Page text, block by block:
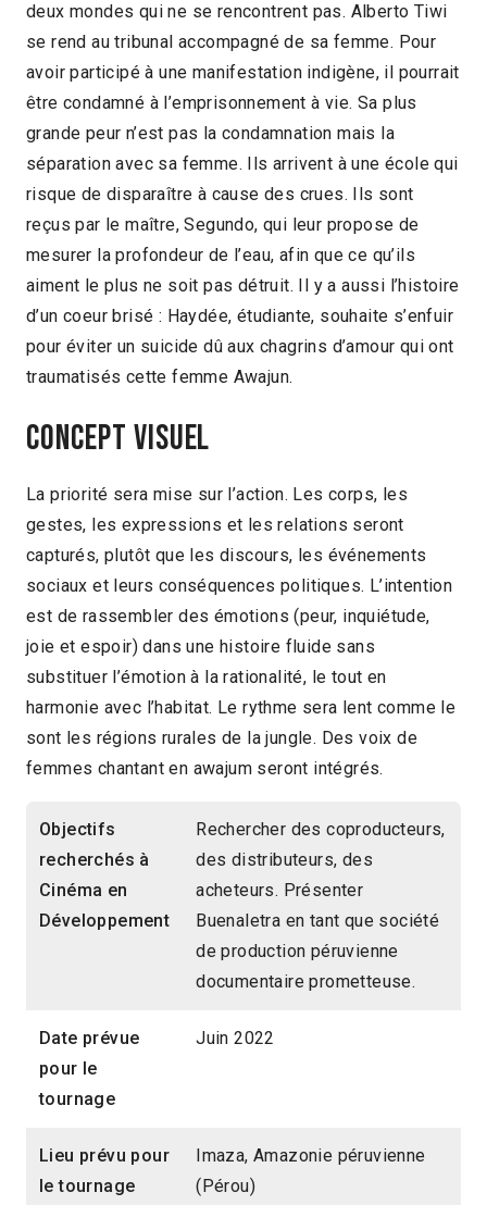
deux mondes qui ne se rencontrent pas. Alberto Tiwi
se rend au tribunal accompagné de sa femme. Pour
avoir participé à une manifestation indigène, il pourrait
être condamné à l’emprisonnement à vie. Sa plus
grande peur n’est pas la condamnation mais la
séparation avec sa femme. Ils arrivent à une école qui
risque de disparaître à cause des crues. Ils sont
reçus par le maître, Segundo, qui leur propose de
mesurer la profondeur de l’eau, afin que ce qu’ils
aiment le plus ne soit pas détruit. Il y a aussi l’histoire
d’un coeur brisé : Haydée, étudiante, souhaite s’enfuir
pour éviter un suicide dû aux chagrins d’amour qui ont
traumatisés cette femme Awajun.
Concept visuel
La priorité sera mise sur l’action. Les corps, les
gestes, les expressions et les relations seront
capturés, plutôt que les discours, les événements
sociaux et leurs conséquences politiques. L’intention
est de rassembler des émotions (peur, inquiétude,
joie et espoir) dans une histoire fluide sans
substituer l’émotion à la rationalité, le tout en
harmonie avec l’habitat. Le rythme sera lent comme le
sont les régions rurales de la jungle. Des voix de
femmes chantant en awajum seront intégrés.
Objectifs
recherchés à
Cinéma en
Développement
Rechercher des coproducteurs,
des distributeurs, des
acheteurs. Présenter
Buenaletra en tant que société
de production péruvienne
documentaire prometteuse.
Date prévue
pour le
tournage
Juin 2022
Lieu prévu pour
le tournage
Imaza, Amazonie péruvienne
(Pérou)